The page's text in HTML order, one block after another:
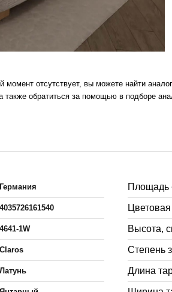
отсутствует, вы можете найти
обратиться за помощью в подборе
Германия
4035726161540
4641-1W
Claros
Латунь
Площадь
Высота,
Степень
Длина